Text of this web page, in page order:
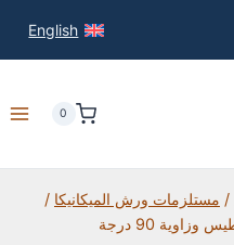
English
0
/ مستلزمات ورش الميكانيكا /